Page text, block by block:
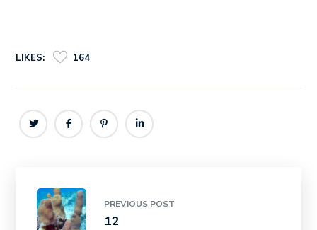
LIKES: 164
PREVIOUS POST
12